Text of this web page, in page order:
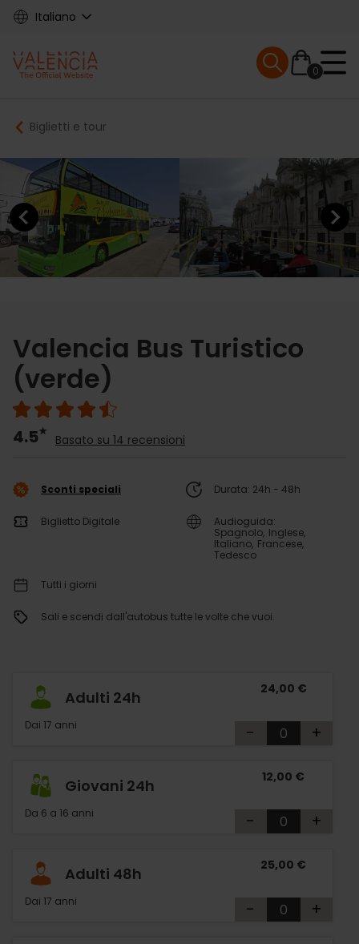
Skip
content
Italiano
Main
navigation
0
Mobile menu
Breadcrumb
Biglietti e tour
Previous element Next
Valencia Bus Turistico
(verde)
4.5 Basato su 14 recensioni
Sconti speciali Durata: 24h - 48h
Biglietto Digitale
Audioguida:
Spagnolo Inglese
Italiano Francese
Tedesco
Tutti i giorni
Sali e scendi dall'autobus tutte le volte che vuoi.
Adulti 24h
Dai 17 anni
24,00 €
- +
Giovani 24h
Da 6 a 16 anni
12,00 €
- +
Adulti 48h
Dai 17 anni
25,00 €
- +